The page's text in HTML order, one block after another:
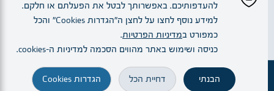
עברית
להעדפותיכם. באפשרותך לבטל את הפעלתם או חלקם.
למידע נוסף לחצו על לחצן ה"הגדרות Cookies" והכל
כמפורט במדיניות הפרטיות.
כניסה ושימוש באתר מהווים הסכמה למדיניות ה–cookies.
הבנתי דחיית הכל הגדרות Cookies